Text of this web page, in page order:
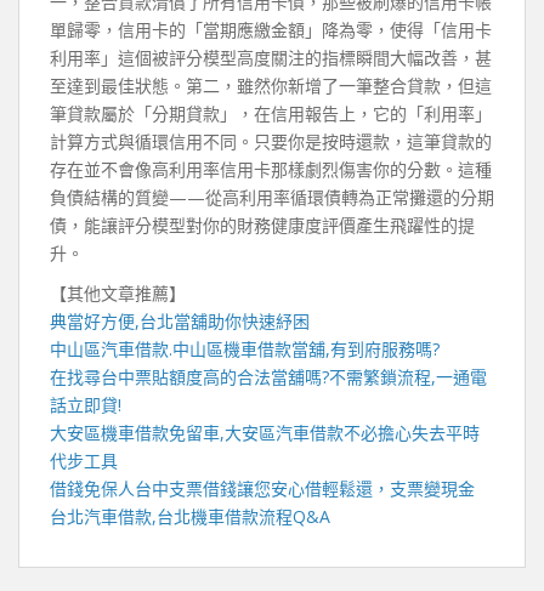
單歸零，信用卡的「當期應繳金額」降為零，使得「信用卡
利用率」這個被評分模型高度關注的指標瞬間大幅改善，甚
至達到最佳狀態。第二，雖然你新增了一筆整合貸款，但這
筆貸款屬於「分期貸款」，在信用報告上，它的「利用率」
計算方式與循環信用不同。只要你是按時還款，這筆貸款的
存在並不會像高利用率信用卡那樣劇烈傷害你的分數。這種
負債結構的質變——從高利用率循環債轉為正常攤還的分期
債，能讓評分模型對你的財務健康度評價產生飛躍性的提
升。
【其他文章推薦】
典當好方便,台北當舖助你快速紓困
中山區汽車借款.中山區機車借款當舖,有到府服務嗎?
在找尋台中票貼額度高的合法當舖嗎?不需繁鎖流程,一通電
話立即貸!
大安區機車借款免留車,大安區汽車借款不必擔心失去平時
代步工具
借錢免保人台中支票借錢讓您安心借輕鬆還，支票變現金
台北汽車借款,台北機車借款流程Q&A